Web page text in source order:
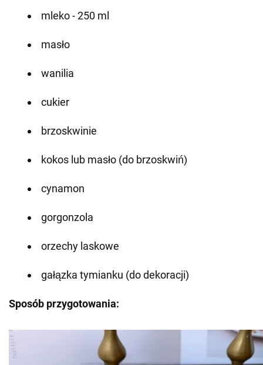
mleko - 250 ml
masło
wanilia
cukier
brzoskwinie
kokos lub masło (do brzoskwiń)
cynamon
gorgonzola
orzechy laskowe
gałązka tymianku (do dekoracji)
Sposób przygotowania: